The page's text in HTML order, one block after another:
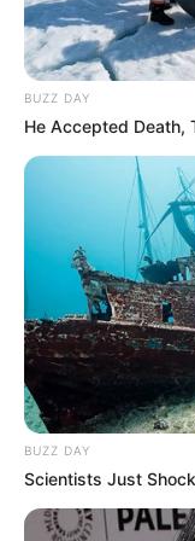
información inicial,
ostentaba la
que no existía
falsificación de
clínicas”.
BUZZ DAY
He Accepted Death,
BUZZ DAY
Scientists Just